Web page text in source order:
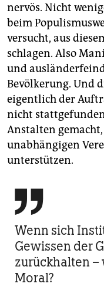
nervös. Nicht
beim
versucht, aus
schlagen. Also
und
Bevölkerung. Und
eigentlich der
nicht
Anstalten
unabhängigen
unterstützen.

Wenn sich
Gewissen der
zurückhalten
Moral?